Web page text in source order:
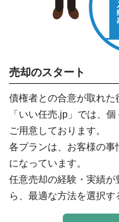
売却のスタート
債権者との合意が取れた
「いい任売.jp」では、
ご用意しております。
各プランは、お客様の事
になっています。
任意売却の経験・実績
ら、最適な方法を選択す